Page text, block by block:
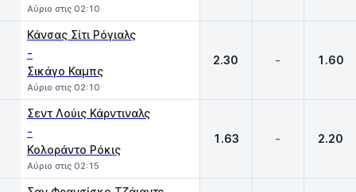
Αύριο στις 02:10
Κάνσας Σίτι Ρόγιαλς
-
Σικάγο Καμπς
Αύριο στις 02:10
2.30 - 1.60
Σεντ Λούις Κάρντιναλς
-
Κολοράντο Ρόκις
Αύριο στις 02:15
1.63 - 2.20